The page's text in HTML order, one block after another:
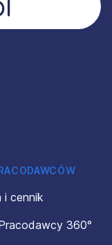
i cennik
360°